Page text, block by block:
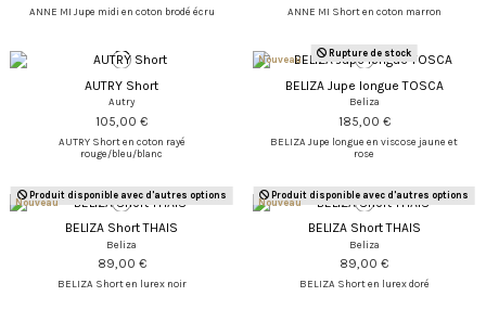
ANNE MI Jupe midi en coton brodé écru
ANNE MI Short en coton marron
AUTRY Short
Autry
105,00 €
AUTRY Short en coton rayé
rouge/bleu/blanc
Nouveau
Rupture de stock
BELIZA Jupe longue TOSCA
Beliza
185,00 €
BELIZA Jupe longue en viscose jaune et
rose
Nouveau
Produit disponible avec d'autres options
BELIZA Short THAIS
Beliza
89,00 €
BELIZA Short en lurex noir
Nouveau
Produit disponible avec d'autres options
BELIZA Short THAIS
Beliza
89,00 €
BELIZA Short en lurex doré